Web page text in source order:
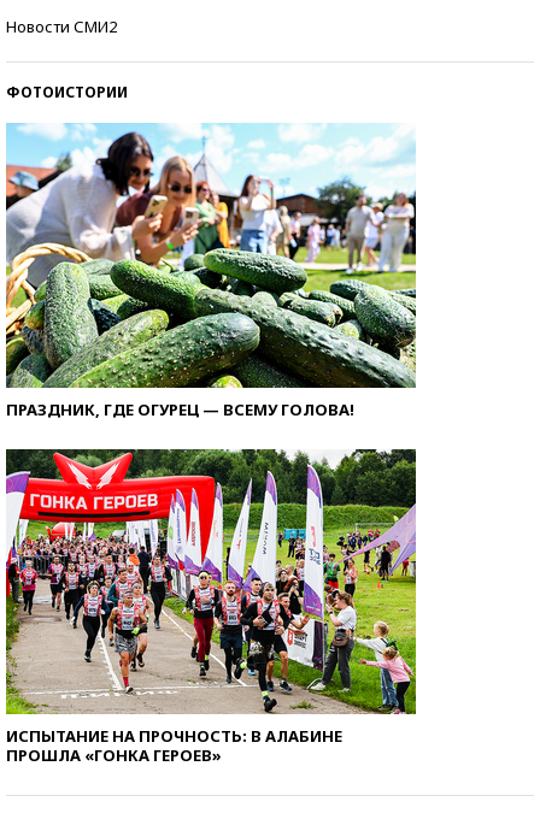
Новости СМИ2
ФОТОИСТОРИИ
ПРАЗДНИК, ГДЕ ОГУРЕЦ — ВСЕМУ ГОЛОВА!
ИСПЫТАНИЕ НА ПРОЧНОСТЬ: В АЛАБИНЕ
ПРОШЛА «ГОНКА ГЕРОЕВ»